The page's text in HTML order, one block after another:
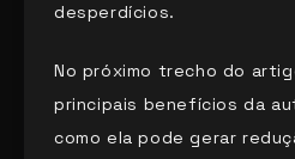
desperdícios.
No próximo trecho do
principais benefícios da
como ela pode gerar